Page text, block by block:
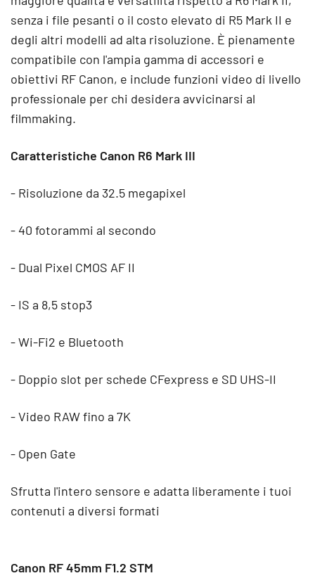
senza i file pesanti o il costo elevato di R5 Mark II e
degli altri modelli ad alta risoluzione. È pienamente
compatibile con l'ampia gamma di accessori e
obiettivi RF Canon, e include funzioni video di livello
professionale per chi desidera avvicinarsi al
filmmaking.
Caratteristiche Canon R6 Mark III
- Risoluzione da 32.5 megapixel
- 40 fotorammi al secondo
- Dual Pixel CMOS AF II
- IS a 8,5 stop3
- Wi-Fi2 e Bluetooth
- Doppio slot per schede CFexpress e SD UHS-II
- Video RAW fino a 7K
- Open Gate
Sfrutta l'intero sensore e adatta liberamente i tuoi
contenuti a diversi formati
Canon RF 45mm F1.2 STM